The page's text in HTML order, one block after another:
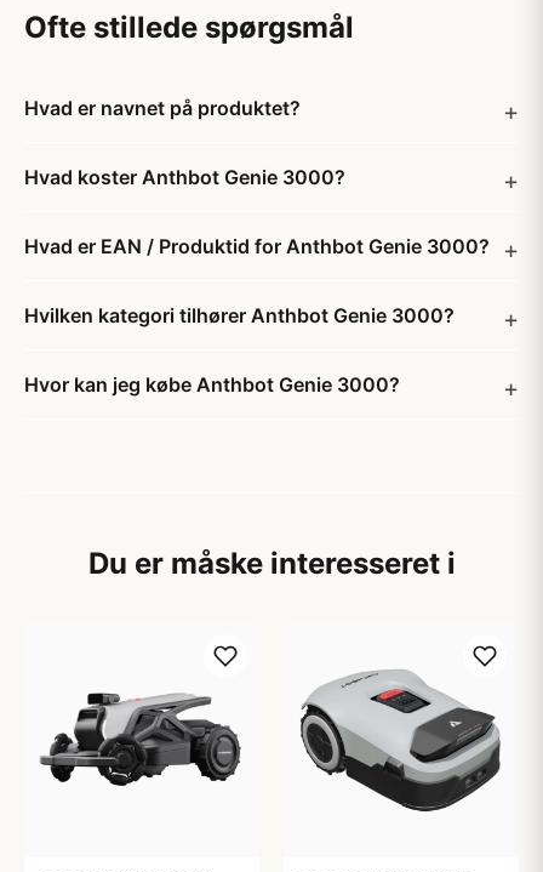
Ofte stillede spørgsmål
Hvad er navnet på produktet?
Hvad koster Anthbot Genie 3000?
Hvad er EAN / Produktid for Anthbot Genie 3000?
Hvilken kategori tilhører Anthbot Genie 3000?
Hvor kan jeg købe Anthbot Genie 3000?
Du er måske interesseret i